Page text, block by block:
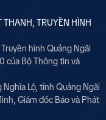
THANH, TRUYỀN HÌNH
hình Quảng Ngãi
của Bộ Thông tin và
Lộ, tỉnh Quảng Ngãi
Giám đốc Báo và Phát